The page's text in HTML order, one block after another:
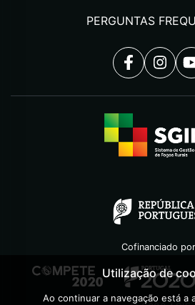
PERGUNTAS
Cofinanciado
Utilização de
Ao continuar a navegação está a